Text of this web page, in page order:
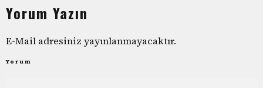
Yorum Yazın
E-Mail adresiniz yayınlanmayacaktır.
Yorum